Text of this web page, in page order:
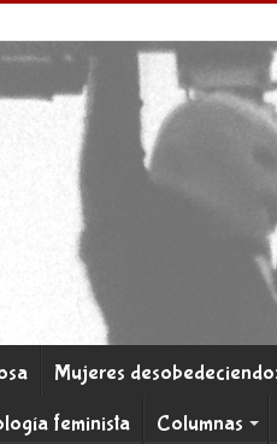
Mujeres
feminista Columnas